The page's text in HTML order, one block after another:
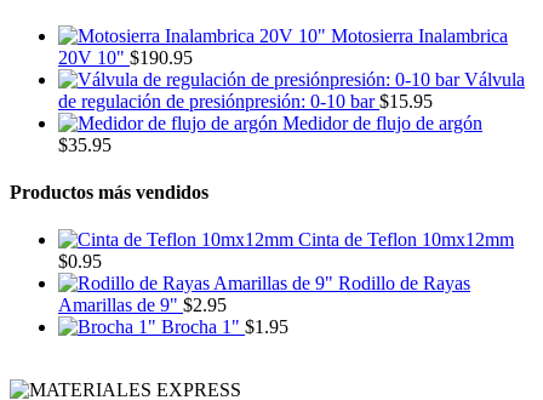
Motosierra Inalambrica
20V 10" $190.95
Válvula
de regulación de presiónpresión: 0-10 bar $15.95
Medidor de flujo de argón
$35.95
Productos más vendidos
Cinta de Teflon 10mx12mm
$0.95
Rodillo de Rayas
Amarillas de 9" $2.95
Brocha 1" $1.95